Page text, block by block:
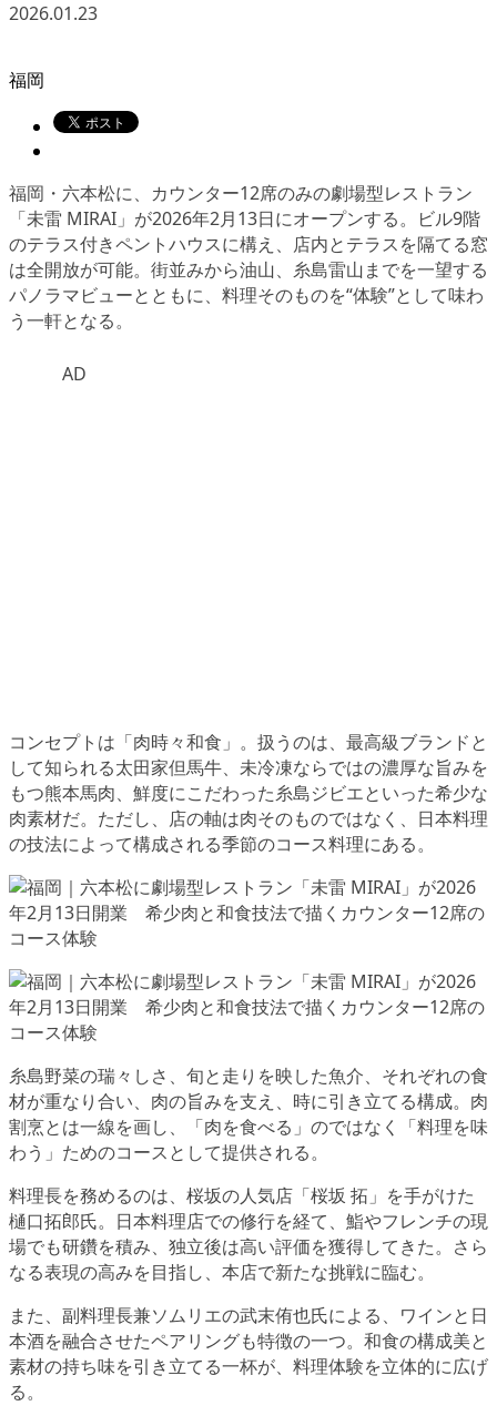
2026.01.23
福岡
福岡・六本松に、カウンター12席のみの劇場型レストラン
「未雷 MIRAI」が2026年2月13日にオープンする。ビル9階
のテラス付きペントハウスに構え、店内とテラスを隔てる窓
は全開放が可能。街並みから油山、糸島雷山までを一望する
パノラマビューとともに、料理そのものを“体験”として味わ
う一軒となる。
AD
コンセプトは「肉時々和食」。扱うのは、最高級ブランドと
して知られる太田家但馬牛、未冷凍ならではの濃厚な旨みを
もつ熊本馬肉、鮮度にこだわった糸島ジビエといった希少な
肉素材だ。ただし、店の軸は肉そのものではなく、日本料理
の技法によって構成される季節のコース料理にある。
糸島野菜の瑞々しさ、旬と走りを映した魚介、それぞれの食
材が重なり合い、肉の旨みを支え、時に引き立てる構成。肉
割烹とは一線を画し、「肉を食べる」のではなく「料理を味
わう」ためのコースとして提供される。
料理長を務めるのは、桜坂の人気店「桜坂 拓」を手がけた
樋口拓郎氏。日本料理店での修行を経て、鮨やフレンチの現
場でも研鑽を積み、独立後は高い評価を獲得してきた。さら
なる表現の高みを目指し、本店で新たな挑戦に臨む。
また、副料理長兼ソムリエの武末侑也氏による、ワインと日
本酒を融合させたペアリングも特徴の一つ。和食の構成美と
素材の持ち味を引き立てる一杯が、料理体験を立体的に広げ
る。